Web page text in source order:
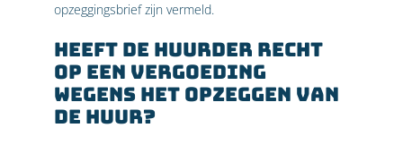
opzeggingsbrief zijn vermeld.
Heeft de huurder recht
op een vergoeding
wegens het opzeggen van
de huur?